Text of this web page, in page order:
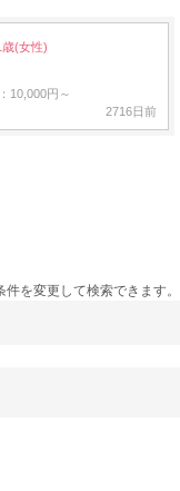
(女性)
10,000円～
2716日前
を変更して検索できます。